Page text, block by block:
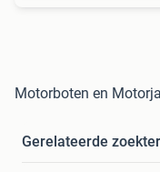
Motorboten en
Gerelateerde